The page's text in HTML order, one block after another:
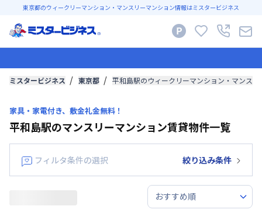
東京都のウィークリーマンション・マンスリーマンション情報はミスタービジネス
ミスタービジネス 東京都 平和島駅のウィークリーマンション・マンス
家具・家電付き、敷金礼金無料！
平和島駅のマンスリーマンション賃貸物件一覧
フィルタ条件の選択 絞り込み条件